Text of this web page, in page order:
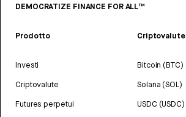
DEMOCRATIZE FINANCE FOR ALL™
Prodotto
Investi
Criptovalute
Futures perpetui
Criptovalute
Bitcoin (BTC)
Solana (SOL)
USDC (USDC)